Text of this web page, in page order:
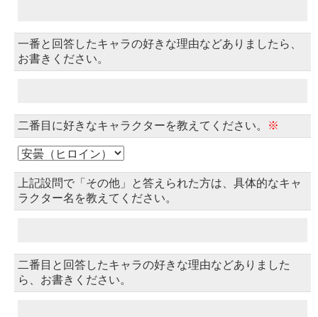
一番と回答したキャラの好きな理由などありましたら、
お書きください。
二番目に好きなキャラクターを教えてください。 ※
上記設問で「その他」と答えられた方は、具体的なキャ
ラクター名を教えてください。
二番目と回答したキャラの好きな理由などありました
ら、お書きください。